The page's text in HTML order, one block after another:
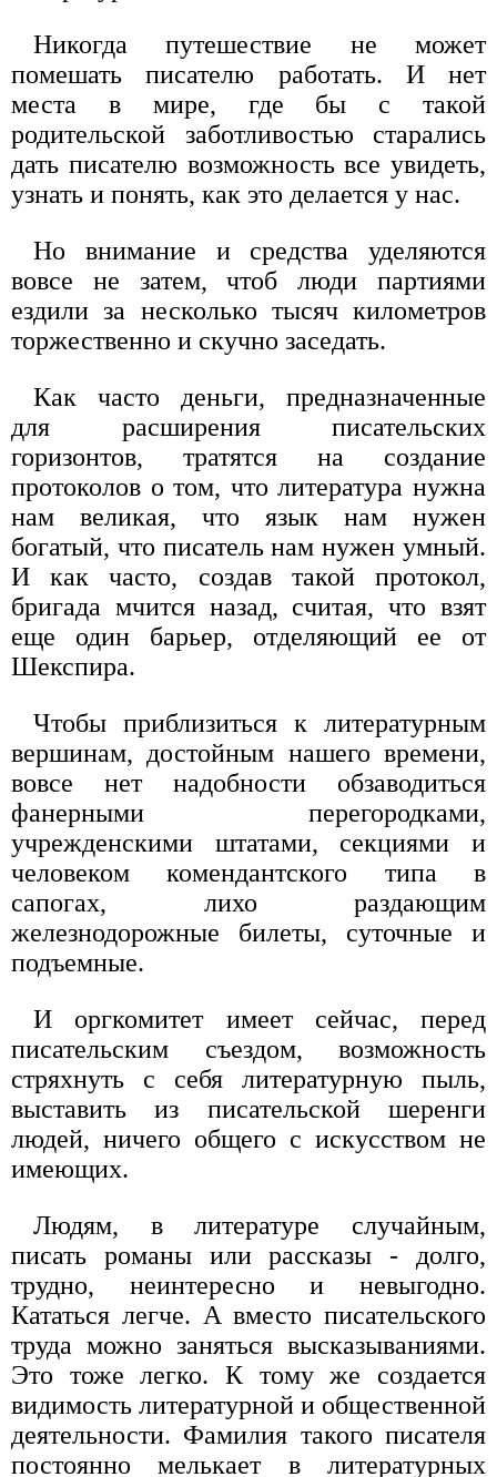
Никогда путешествие не может
помешать писателю работать. И нет
места в мире, где бы с такой
родительской заботливостью старались
дать писателю возможность все увидеть,
узнать и понять, как это делается у нас.
Но внимание и средства уделяются
вовсе не затем, чтоб люди партиями
ездили за несколько тысяч километров
торжественно и скучно заседать.
Как часто деньги, предназначенные
для расширения писательских
горизонтов, тратятся на создание
протоколов о том, что литература нужна
нам великая, что язык нам нужен
богатый, что писатель нам нужен умный.
И как часто, создав такой протокол,
бригада мчится назад, считая, что взят
еще один барьер, отделяющий ее от
Шекспира.
Чтобы приблизиться к литературным
вершинам, достойным нашего времени,
вовсе нет надобности обзаводиться
фанерными перегородками,
учрежденскими штатами, секциями и
человеком комендантского типа в
сапогах, лихо раздающим
железнодорожные билеты, суточные и
подъемные.
И оргкомитет имеет сейчас, перед
писательским съездом, возможность
стряхнуть с себя литературную пыль,
выставить из писательской шеренги
людей, ничего общего с искусством не
имеющих.
Людям, в литературе случайным,
писать романы или рассказы - долго,
трудно, неинтересно и невыгодно.
Кататься легче. А вместо писательского
труда можно заняться высказываниями.
Это тоже легко. К тому же создается
видимость литературной и общественной
деятельности. Фамилия такого писателя
постоянно мелькает в литературных